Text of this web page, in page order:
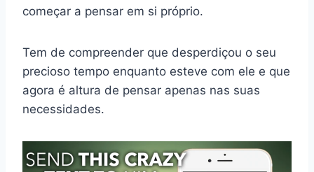
começar a pensar em si próprio.
Tem de compreender que desperdiçou o seu
precioso tempo enquanto esteve com ele e que
agora é altura de pensar apenas nas suas
necessidades.